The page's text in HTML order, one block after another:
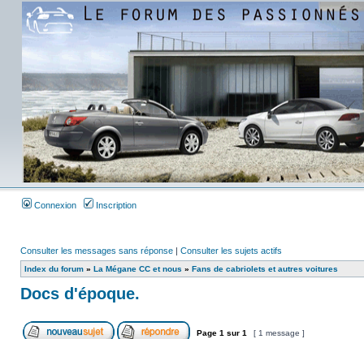
Connexion Inscription
Consulter les messages sans réponse | Consulter les sujets actifs
Index du forum » La Mégane CC et nous » Fans de cabriolets et autres voitures
Docs d'époque.
Page 1 sur 1 [ 1 message ]